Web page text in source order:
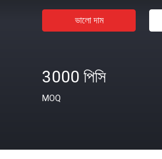
ভালো দাম
3000 পিসি
MOQ